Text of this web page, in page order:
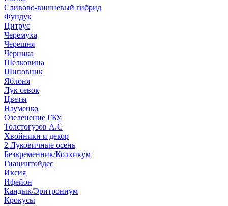
Сливово-вишневый гибрид
Фундук
Цитрус
Черемуха
Черешня
Черника
Шелковица
Шиповник
Яблоня
Лук севок
Цветы
Науменко
Озеленение ГБУ
Толстогузов А.С
Хвойники и декор
2 Луковичные осень
Безвременник/Колхикум
Гиацинтойдес
Иксия
Ифейон
Кандык/Эритрониум
Крокусы